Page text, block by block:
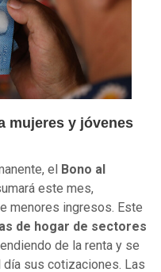
mujeres y jóvenes
el Bono al
este mes,
menores ingresos. Este
de hogar de sectores
de la renta y se
día sus cotizaciones. Las